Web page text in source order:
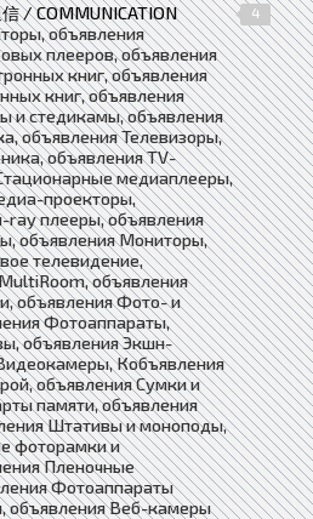
/ COMMUNICATION
4
объявления
плееров, объявления
книг, объявления
книг, объявления
и стедикамы, объявления
объявления Телевизоры,
объявления TV-
медиаплееры,
проекторы,
ray плееры, объявления
объявления Мониторы,
телевидение,
объявления
объявления Фото- и
Фотоаппараты,
объявления Экшн-
Кобъявления
объявления Сумки и
памяти, объявления
Штативы и моноподы,
фоторамки и
Пленочные
Фотоаппараты
объявления Веб-камеры